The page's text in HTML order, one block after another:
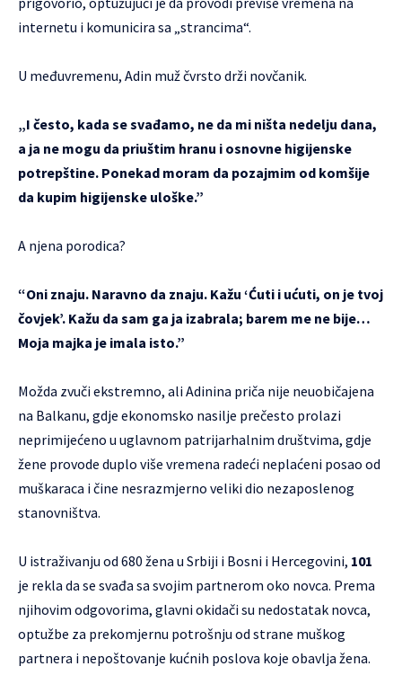
internetu i komunicira sa „strancima“.
U međuvremenu, Adin muž čvrsto drži novčanik.
„I često, kada se svađamo, ne da mi ništa nedelju dana,
a ja ne mogu da priuštim hranu i osnovne higijenske
potrepštine. Ponekad moram da pozajmim od komšije
da kupim higijenske uloške.”
A njena porodica?
“Oni znaju. Naravno da znaju. Kažu ‘Ćuti i ućuti, on je tvoj
čovjek’. Kažu da sam ga ja izabrala; barem me ne bije…
Moja majka je imala isto.”
Možda zvuči ekstremno, ali Adinina priča nije neuobičajena
na Balkanu, gdje ekonomsko nasilje prečesto prolazi
neprimijećeno u uglavnom patrijarhalnim društvima, gdje
žene provode duplo više vremena radeći neplaćeni posao od
muškaraca i čine nesrazmjerno veliki dio nezaposlenog
stanovništva.
U istraživanju od 680 žena u Srbiji i Bosni i Hercegovini, 101
je rekla da se svađa sa svojim partnerom oko novca. Prema
njihovim odgovorima, glavni okidači su nedostatak novca,
optužbe za prekomjernu potrošnju od strane muškog
partnera i nepoštovanje kućnih poslova koje obavlja žena.